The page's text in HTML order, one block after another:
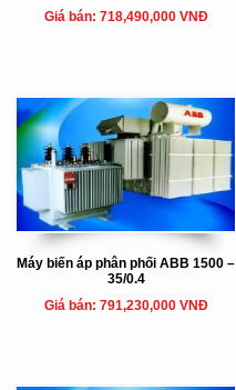
Giá bán: 718,490,000 VNĐ
Máy biến áp phân phối ABB 1500 –
35/0.4
Giá bán: 791,230,000 VNĐ